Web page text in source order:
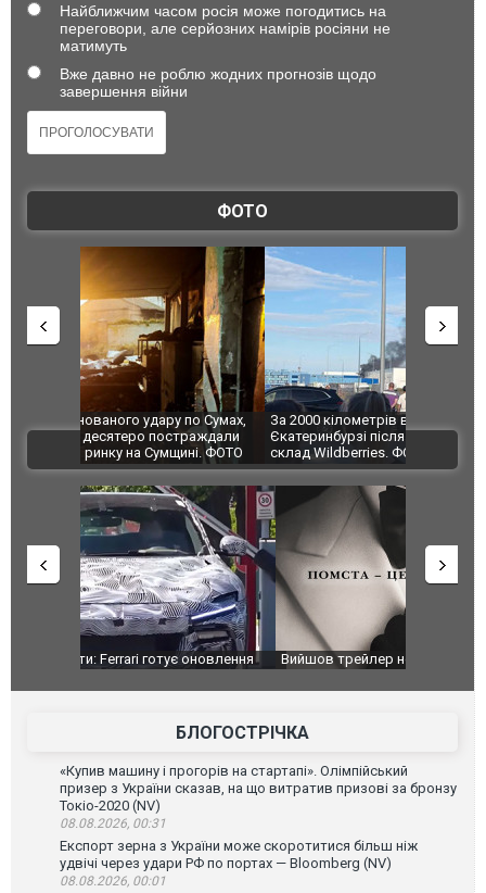
Найближчим часом росія може погодитись на
переговори, але серйозних намірів росіяни не
матимуть
Вже давно не роблю жодних прогнозів щодо
завершення війни
ФОТО
За 2000 кілометрів від кордону з Україною: в
Єкатеринбурзі після атаки дронів загорівся
склад Wildberries. ФОТО. ВІДЕО
"Мої
ВІДЕО
Вийшов трейлер нової екранізації легендарного
БЛОГОСТРІЧКА
«Купив машину і прогорів на стартапі». Олімпійський
призер з України сказав, на що витратив призові за бронзу
Токіо-2020 (NV)
08.08.2026, 00:31
Експорт зерна з України може скоротитися більш ніж
удвічі через удари РФ по портах — Bloomberg (NV)
08.08.2026, 00:01